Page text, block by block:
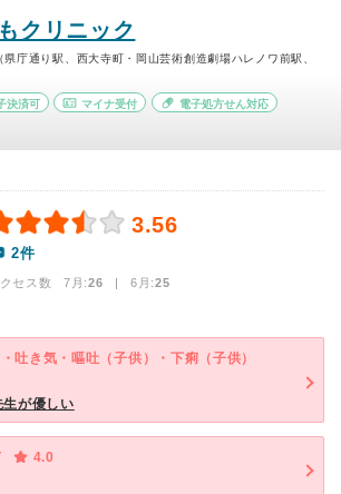
クリニック
庁通り駅、西大寺町・岡山芸術創造劇場ハレノワ前駅、
決済可 マイナ受付 電子処方せん対応
3.56
2件
セス数 7月:26 | 6月:25
吐き気・嘔吐（子供）・下痢（子供）
が優しい
4.0